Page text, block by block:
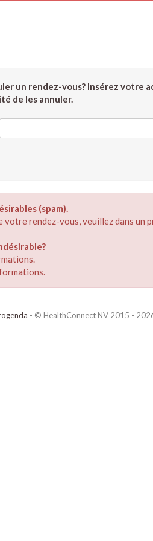
un rendez-vous? Insérez votre
de les annuler.
(spam).
votre rendez-vous, veuillez dans
- © HealthConnect NV 2015 -